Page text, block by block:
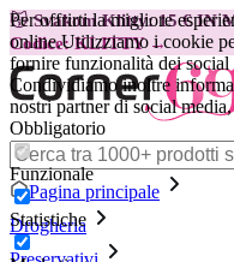
Per offrirti la migliore
online.Utilizziamo i cookie
fornire funzionalità dei
Condividiamo inoltre
nostri partner di social
Obbligatorio
Funzionale
Statistiche
😽Svakom Klitty: 15 € IN
Codice: KLITTY →
Pagina principale
Drogheria